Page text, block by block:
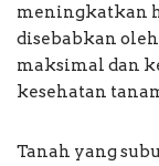
meningkatkan
disebabkan
maksimal dan
kesehatan
Tanah yang